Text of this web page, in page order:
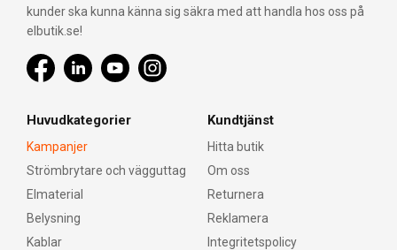
kunder ska kunna känna sig säkra med att handla hos oss på
elbutik.se!
Huvudkategorier
Kampanjer
Strömbrytare och vägguttag
Elmaterial
Belysning
Kablar
Kundtjänst
Hitta butik
Om oss
Returnera
Reklamera
Integritetspolicy